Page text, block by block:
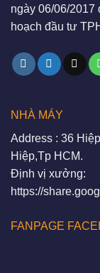
ngày 06/06/2017
hoạch đầu tư
NHÀ MÁY
Address : 36
Hiệp,Tp HCM.
Định vị xưởng:
https://
FANPAGE